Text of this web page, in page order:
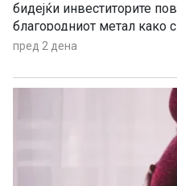
бидејќи инвеститорите
благородниот метал како
услови на глобална
пред 2 дена